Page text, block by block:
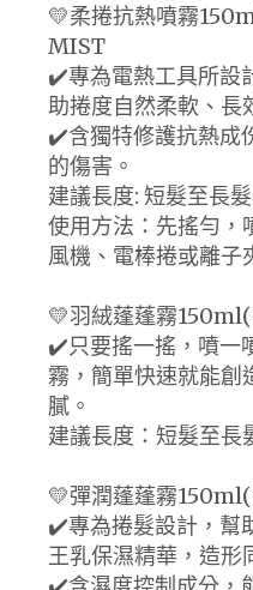
💛柔捲抗熱噴霧
MIST
✔️專為電熱工具所設
助捲度自然柔軟、長
✔️含獨特修護抗熱成
的傷害。
建議長度: 短髮至長
使用方法：先搖勻，
風機、電棒捲或離子
💛羽絨蓬蓬霧
✔️只要搖一搖，噴一
霧，簡單快速就能創
膩。
建議長度：短髮至長
💛彈潤蓬蓬霧
✔️專為捲髮設計，幫
王乳保濕精華，造形